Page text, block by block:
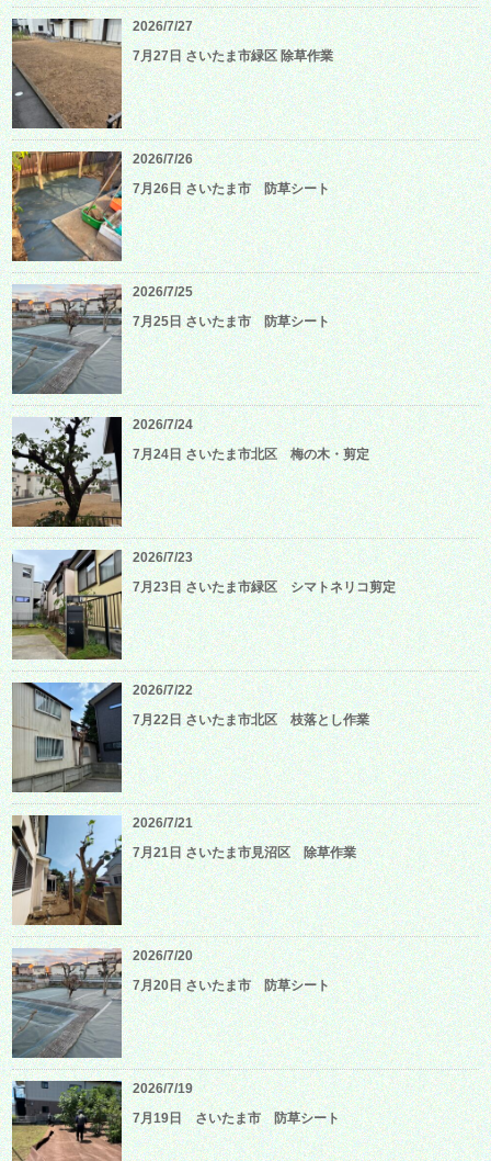
2026/7/27
7月27日 さいたま市緑区 除草作業
2026/7/26
7月26日 さいたま市 防草シート
2026/7/25
7月25日 さいたま市 防草シート
2026/7/24
7月24日 さいたま市北区 梅の木・剪定
2026/7/23
7月23日 さいたま市緑区 シマトネリコ剪定
2026/7/22
7月22日 さいたま市北区 枝落とし作業
2026/7/21
7月21日 さいたま市見沼区 除草作業
2026/7/20
7月20日 さいたま市 防草シート
2026/7/19
7月19日 さいたま市 防草シート